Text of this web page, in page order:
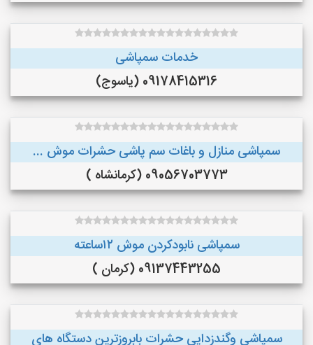
خدمات سمپاشی
09178415316 (یاسوج)
سمپاشی منازل و باغات سم پاشی حشرات موش ...
09056703773 (کرمانشاه )
سمپاشی نابودکردن موش ۱۲ساعته
09137443255 (کرمان )
سمپاشی وگندزدایی حشرات بابروزترین دستگاه های